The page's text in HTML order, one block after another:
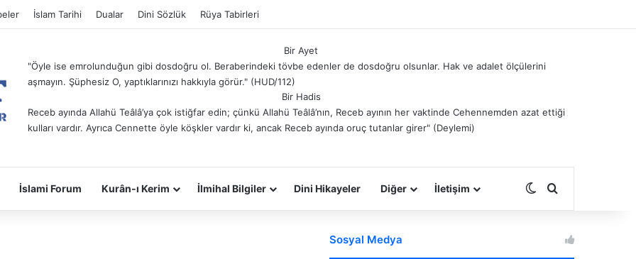
İslam Tarihi Dualar Dini Sözlük Rüya Tabirleri
Bir Ayet
"Öyle ise emrolunduğun gibi dosdoğru ol. Beraberindeki tövbe edenler de dosdoğru olsunlar. Hak ve adalet ölçülerini
aşmayın. Şüphesiz O, yaptıklarınızı hakkıyla görür." (HUD/112)
Bir Hadis
Receb ayında Allahü Teâlâ’ya çok istiğfar edin; çünkü Allahü Teâlâ’nın, Receb ayının her vaktinde Cehennemden azat ettiği
kulları vardır. Ayrıca Cennette öyle köşkler vardır ki, ancak Receb ayında oruç tutanlar girer" (Deylemi)
İslami Forum Kurân-ı Kerim İlmihal Bilgiler Dini Hikayeler Diğer İletişim Dış görünümü
Sosyal Medya